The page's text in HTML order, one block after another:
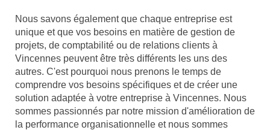
Nous savons également que chaque entreprise est
unique et que vos besoins en matière de gestion de
projets, de comptabilité ou de relations clients à
Vincennes peuvent être très différents les uns des
autres. C'est pourquoi nous prenons le temps de
comprendre vos besoins spécifiques et de créer une
solution adaptée à votre entreprise à Vincennes. Nous
sommes passionnés par notre mission d'amélioration de
la performance organisationnelle et nous sommes